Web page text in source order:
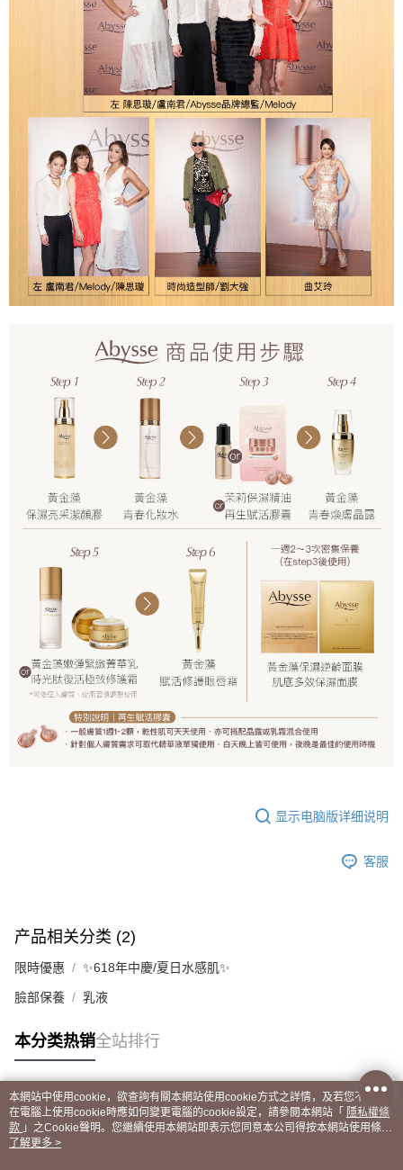
显示电脑版详细说明
客服
产品相关分类 (2)
限時優惠 ✨618年中慶/夏日水感肌✨
臉部保養 乳液
本分类热销全站排行
热门标签
本網站中使用cookie，欲查詢有關本網站使用cookie方式之詳情，及若您不希望
在電腦上使用cookie時應如何變更電腦的cookie設定，請參閱本網站「 隱私權條
款 」之Cookie聲明。您繼續使用本網站即表示您同意本公司得按本網站使用條款
之Cookie聲明使用cookie。
了解更多 >